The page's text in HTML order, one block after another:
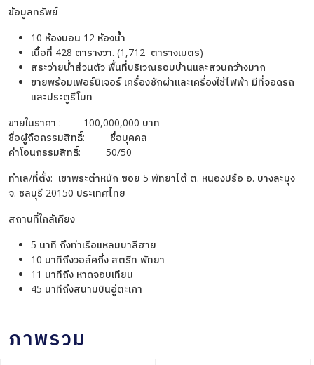
ข้อมูลทรัพย์
10 ห้องนอน 12 ห้องน้ำ
เนื้อที่ 428 ตารางวา. (1,712 ตารางเมตร)
สระว่ายน้ำส่วนตัว พื้นที่บริเวณรอบบ้านและสวนกว้างมาก
ขายพร้อมเฟอร์นิเจอร์ เครื่องซักผ้าและเครื่องใช้ไฟฟ้า มีที่จอดรถ
และประตูรีโมท
ขายในราคา : 100,000,000 บาท
ชื่อผู้ถือกรรมสิทธิ์: ชื่อบุคคล
ค่าโอนกรรมสิทธิ์: 50/50
ทำเล/ที่ตั้ง: เขาพระตำหนัก ซอย 5 พัทยาไต้ ต. หนองปรือ อ. บางละมุง
จ. ชลบุรี 20150 ประเทศไทย
สถานที่ใกล้เคียง
5 นาที ถึงท่าเรือแหลมบาลีฮาย
10 นาทีถึงวอล์คกิ้ง สตรีท พัทยา
11 นาทีถึง หาดจอบเทียน
45 นาทีถึงสนามบินอู่ตะเภา
ภาพรวม